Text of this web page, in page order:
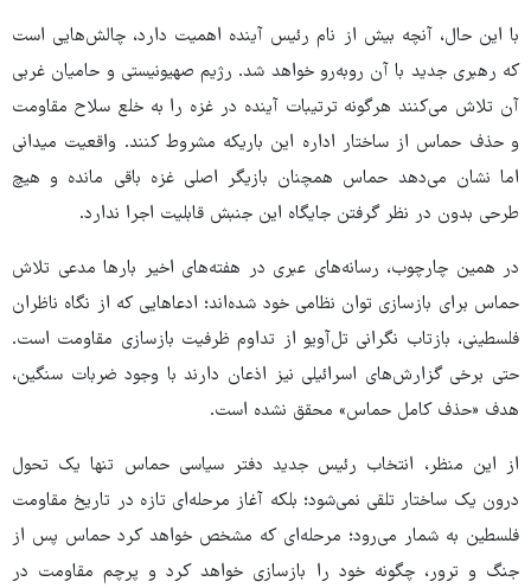
با این حال، آنچه بیش از نام رئیس آینده اهمیت دارد، چالش‌هایی است
که رهبری جدید با آن روبه‌رو خواهد شد. رژیم صهیونیستی و حامیان غربی
آن تلاش می‌کنند هرگونه ترتیبات آینده در غزه را به خلع سلاح مقاومت
و حذف حماس از ساختار اداره این باریکه مشروط کنند. واقعیت میدانی
اما نشان می‌دهد حماس همچنان بازیگر اصلی غزه باقی مانده و هیچ
طرحی بدون در نظر گرفتن جایگاه این جنبش قابلیت اجرا ندارد.
در همین چارچوب، رسانه‌های عبری در هفته‌های اخیر بارها مدعی تلاش
حماس برای بازسازی توان نظامی خود شده‌اند؛ ادعاهایی که از نگاه ناظران
فلسطینی، بازتاب نگرانی تل‌آویو از تداوم ظرفیت بازسازی مقاومت است.
حتی برخی گزارش‌های اسرائیلی نیز اذعان دارند با وجود ضربات سنگین،
هدف «حذف کامل حماس» محقق نشده است.
از این منظر، انتخاب رئیس جدید دفتر سیاسی حماس تنها یک تحول
درون یک ساختار تلقی نمی‌شود؛ بلکه آغاز مرحله‌ای تازه در تاریخ مقاومت
فلسطین به شمار می‌رود؛ مرحله‌ای که مشخص خواهد کرد حماس پس از
جنگ و ترور، چگونه خود را بازسازی خواهد کرد و پرچم مقاومت در